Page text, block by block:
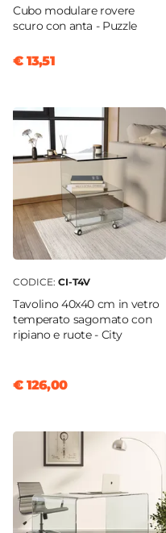
Assemblato
No
Cubo modulare rovere
scuro con anta - Puzzle
€ 13,51
CODICE: CI-T4V
Tavolino 40x40 cm in vetro
temperato sagomato con
ripiano e ruote - City
€ 126,00